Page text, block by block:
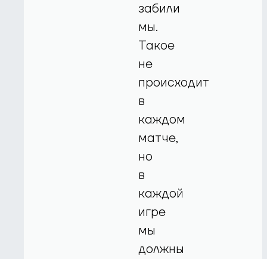
забили
мы.
Такое
не
происходит
в
каждом
матче,
но
в
каждой
игре
мы
должны